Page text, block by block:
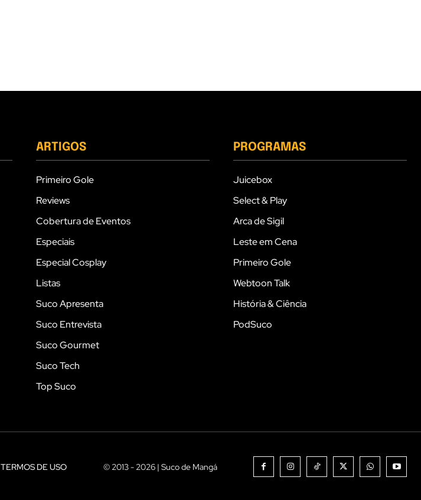
ARTIGOS
Primeiro Gole
Reviews
Cobertura de Eventos
Especiais
Especial Cosplay
Listas
Suco Apresenta
Suco Entrevista
Suco Gourmet
Suco Tech
Top Suco
PROGRAMAS
Juicebox
Select & Play
Arca de Sigil
Leste em Cena
Primeiro Gole
Webtoon Talk
História & Ciência
PodSuco
TERMOS DE USO © 2013 - 2026 | Suco de Mangá